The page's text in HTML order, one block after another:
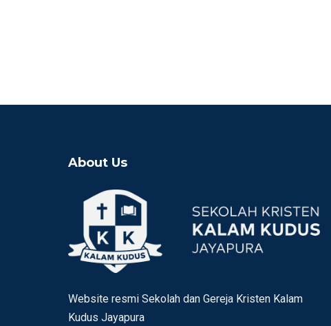
About Us
Website resmi Sekolah dan Gereja Kristen Kalam
Kudus Jayapura